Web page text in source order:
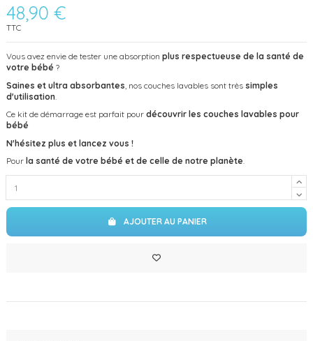
48,90 €
TTC
Vous avez envie de tester une absorption plus respectueuse de la santé de
votre bébé ?
Saines et ultra absorbantes , nos couches lavables sont très simples
d'utilisation
Ce kit de démarrage est parfait pour découvrir les couches lavables pour
bébé
N'hésitez plus et lancez vous !
Pour la santé de votre bébé et de celle de notre planète.
AJOUTER AU PANIER